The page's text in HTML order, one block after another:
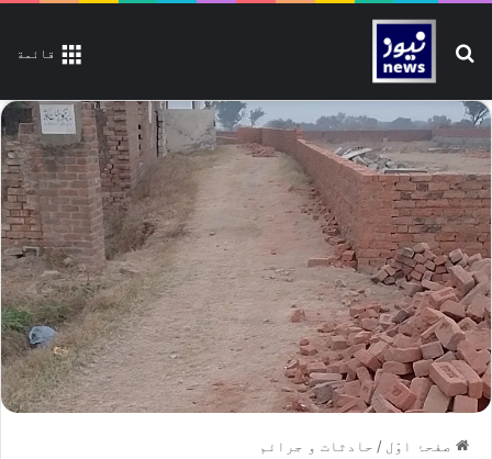
قائمة تلاش کیجیے
صفحۂ اوّل / حادثات و جرائم